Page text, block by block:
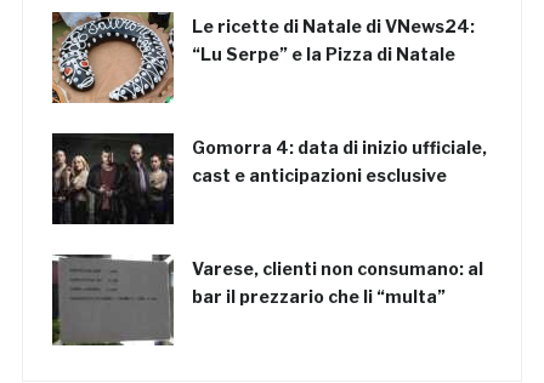
Le ricette di Natale di VNews24:
“Lu Serpe” e la Pizza di Natale
Gomorra 4: data di inizio ufficiale,
cast e anticipazioni esclusive
Varese, clienti non consumano: al
bar il prezzario che li “multa”